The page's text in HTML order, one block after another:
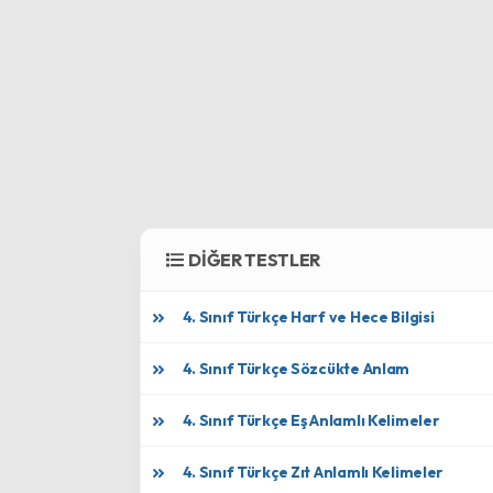
DİĞER TESTLER
4. Sınıf Türkçe Harf ve Hece Bilgisi
4. Sınıf Türkçe Sözcükte Anlam
4. Sınıf Türkçe Eş Anlamlı Kelimeler
4. Sınıf Türkçe Zıt Anlamlı Kelimeler